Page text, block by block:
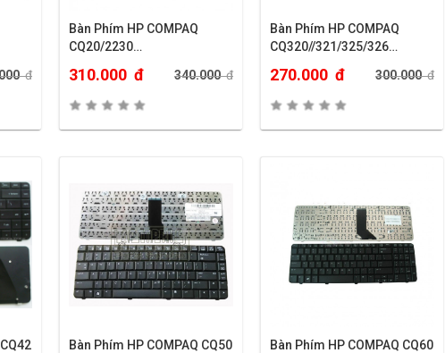
đ
Bàn Phím HP COMPAQ
CQ20/2230…
310.000 đ 340.000đ
Bàn Phím HP COMPAQ
CQ320//321/325/326…
270.000 đ 300.000đ
Bàn Phím HP COMPAQ CQ50 Bàn Phím HP COMPAQ CQ60